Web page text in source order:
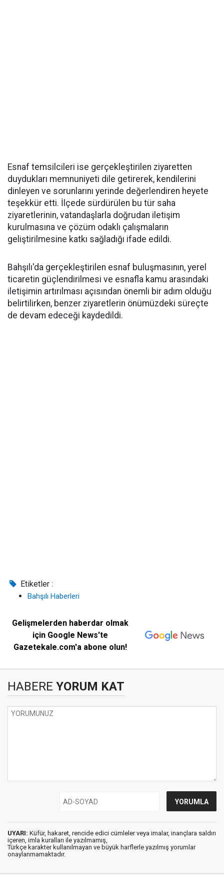
Esnaf temsilcileri ise gerçekleştirilen ziyaretten
duydukları memnuniyeti dile getirerek, kendilerini
dinleyen ve sorunlarını yerinde değerlendiren heyete
teşekkür etti. İlçede sürdürülen bu tür saha
ziyaretlerinin, vatandaşlarla doğrudan iletişim
kurulmasına ve çözüm odaklı çalışmaların
geliştirilmesine katkı sağladığı ifade edildi.
Bahşılı'da gerçekleştirilen esnaf buluşmasının, yerel
ticaretin güçlendirilmesi ve esnafla kamu arasındaki
iletişimin artırılması açısından önemli bir adım olduğu
belirtilirken, benzer ziyaretlerin önümüzdeki süreçte
de devam edeceği kaydedildi.
Etiketler :
Bahşılı Haberleri
Gelişmelerden haberdar olmak
için Google News'te
Gazetekale.com'a abone olun!
HABERE YORUM KAT
UYARI: Küfür, hakaret, rencide edici cümleler veya imalar, inançlara saldırı
içeren, imla kuralları ile yazılmamış,
Türkçe karakter kullanılmayan ve büyük harflerle yazılmış yorumlar
onaylanmamaktadır.